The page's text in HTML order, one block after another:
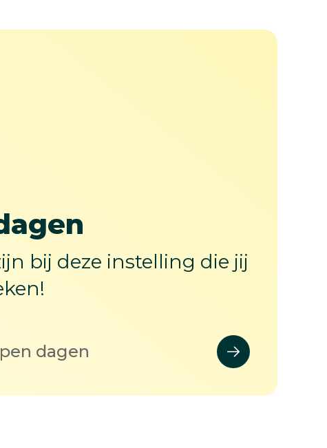
bij deze instelling die jij
dagen